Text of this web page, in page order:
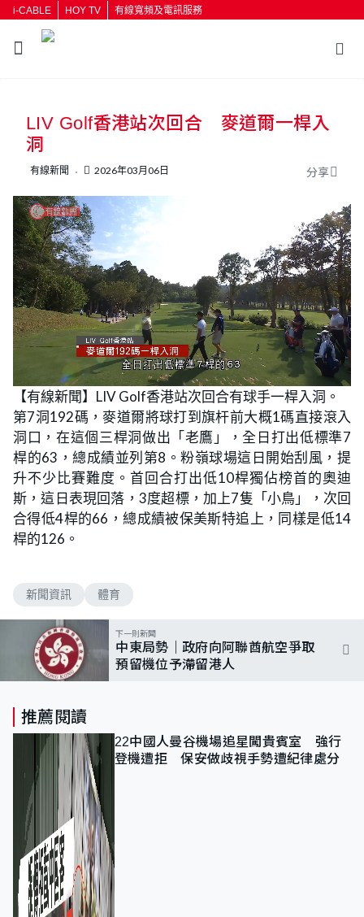
i-CABLE HOY TV 有線寬頻及電訊服務
按輸入鍵開始搜尋
LIV Golf香港站次回合 麥道爾一桿入
洞
有線新聞 2026年03月06日 分享
U
n
m
u
t
e
o
a
d
e
d
:
6
2
.
7
9
%
【有線新聞】LIV Golf香港站次回合有球手一桿入洞。
第7洞192碼，麥道爾將球打到旗杆前大概1碼直接滾入
洞口，在這個三桿洞做出「老鷹」，全日打出低標準7
桿的63，總成績並列第8。粉嶺球場這日開始刮風，提
升不少比賽難度。首回合打出低10桿獨佔榜首的奧迪
斯，這日表現回落，3度超標，加上7隻「小鳥」，次回
合得低4桿的66，總成績被保美斯特追上，同樣是低14
桿的126。
新聞資訊 體育
下一則新聞
中東局勢｜政府向阿聯酋航空爭取
預留機位予滯留港人
推薦閱讀
22中國人曼谷機場追星闖貴賓室 強行
登機遭拒 保安做歧視手勢遭紀律處分